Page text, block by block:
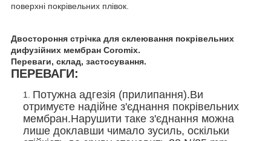
поверхні покрівельних плівок.
Двостороння стрічка для склеювання покрівельних
дифузійних мембран Coromix.
Переваги, склад, застосування.
ПЕРЕВАГИ:
Потужна адгезія (прилипання).Ви
отримуєте надійне з'єднання покрівельних
мембран.Нарушити таке з'єднання можна
лише доклавши чимало зусиль, оскільки